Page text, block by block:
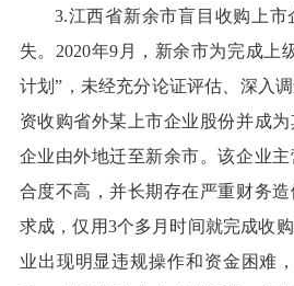
3.江西省新余市盲目收购上
失。2020年9月，新余市为完成上
计划”，未经充分论证评估、深入
资收购省外某上市企业股份并成
企业由外地迁至新余市。该企业
合度不高，并长期存在严重财务
求成，仅用3个多月时间就完成收
业出现明显违规操作和资金困难